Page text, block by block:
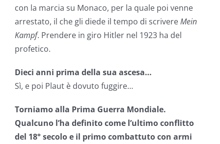
con la marcia su Monaco, per la quale poi venne
arrestato, il che gli diede il tempo di scrivereMein
Kampf. Prendere in giro Hitler nel 1923 ha del
profetico.
Dieci anni prima della sua ascesa…
Sì, e poi Plaut è dovuto fuggire…
Torniamo alla Prima Guerra Mondiale.
Qualcuno l’ha definito come l’ultimo conflitto
del 18° secolo e il primo combattuto con armi